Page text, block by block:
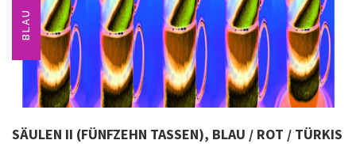
BLAU
SÄULEN II (FÜNFZEHN TASSEN), BLAU / ROT / TÜRKIS